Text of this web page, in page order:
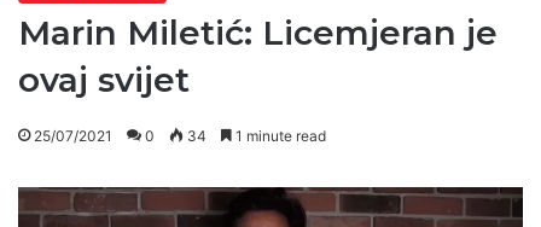
Marin Miletić: Licemjeran je
ovaj svijet
25/07/2021 0 34 1 minute read